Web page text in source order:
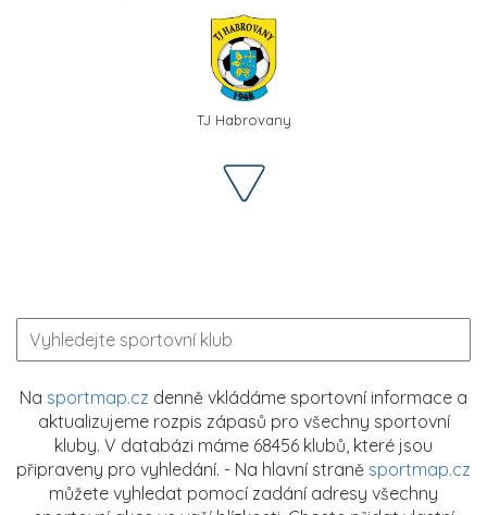
TJ Habrovany
Na sportmap.cz denně vkládáme sportovní informace a
aktualizujeme rozpis zápasů pro všechny sportovní
kluby. V databázi máme 68456 klubů, které jsou
připraveny pro vyhledání. - Na hlavní straně sportmap.cz
můžete vyhledat pomocí zadání adresy všechny